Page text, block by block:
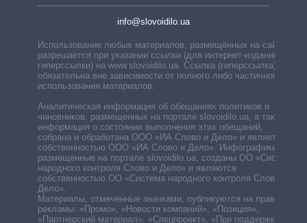
info@slovoidilo.ua
Использование любых материалов, размещённых на сайте,
разрешается при указании ссылки (для интернет-изданий —
гиперссылки) на www.slovoidilo.ua. Ссылка (гиперссылка)
обязательна вне зависимости от полного либо частичного
использования материалов.
Аналитическая информация об обещаниях политиков и
чиновников, размещенных на портале slovoidilo.ua, а также
информация о состоянии выполнения этих обещаний,
собрана и обработана ООО «ИА Слово и Дело» и является
собственностью ООО «ИА Слово и Дело». Инфографики,
размещенные на портале slovoidilo.ua, созданы ОО «Система
народного контроля Слово и Дело» и являются
собственностью ОО «Система народного контроля Слово и
Дело».
Материалы, отмеченные значками, публикуются на правах
рекламы: «Промо», «Новости компаний», «Позиция»,
«Партнерский материал», «Спецпроект», «При поддержке».